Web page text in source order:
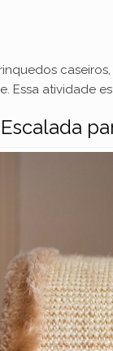
Essa atividade